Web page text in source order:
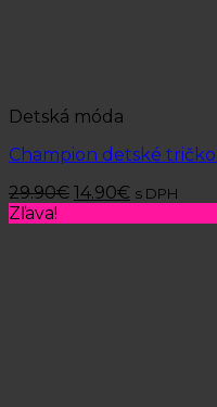
Detská móda
Champion detské tričko
29.90€ 14.90€ s DPH
Zľava!